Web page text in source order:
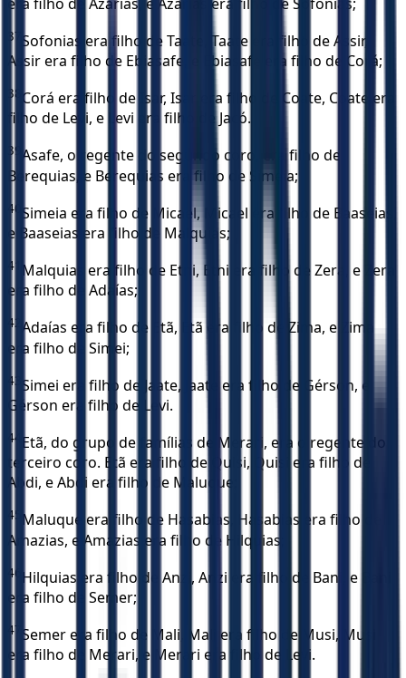
37 Sofonias era filho de Taate, Taate era filho de Assir,
Assir era filho de Ebiasafe, e Ebiasafe era filho de Corá;
38 Corá era filho de Isar, Isar era filho de Coate, Coate era
filho de Levi, e Levi era filho de Jacó.
39 Asafe, o regente do segundo coro, era filho de
Berequias, e Berequias era filho de Simeia;
40 Simeia era filho de Micael, Micael era filho de Baaseias,
e Baaseias era filho de Malquias;
41 Malquias era filho de Etni, Etni era filho de Zera, e Zera
era filho de Adaías;
42 Adaías era filho de Etã, Etã era filho de Zima, e Zima
era filho de Simei;
43 Simei era filho de Jaate, Jaate era filho de Gérson, e
Gérson era filho de Levi.
44 Etã, do grupo de famílias de Merari, era o regente do
terceiro coro. Etã era filho de Quisi, Quisi era filho de
Abdi, e Abdi era filho de Maluque;
45 Maluque era filho de Hasabias, Hasabias era filho de
Amazias, e Amazias era filho de Hilquias;
46 Hilquias era filho de Anzi, Anzi era filho de Bani, e Bani
era filho de Semer;
47 Semer era filho de Mali, Mali era filho de Musi, Musi
era filho de Merari, e Merari era filho de Levi.